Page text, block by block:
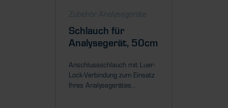
Zubehör Analysegeräte
Schlauch für
Analysegerät, 50cm
Anschlussschlauch mit Luer-
Lock-Verbindung zum Einsatz
Ihres Analysegerätes...